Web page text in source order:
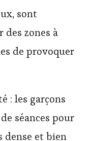
sont
des zones à
de provoquer
: les garçons
séances pour
dense et bien